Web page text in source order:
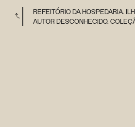
REFEITÓRIO DA HOSPEDARIA.
AUTOR DESCONHECIDO.